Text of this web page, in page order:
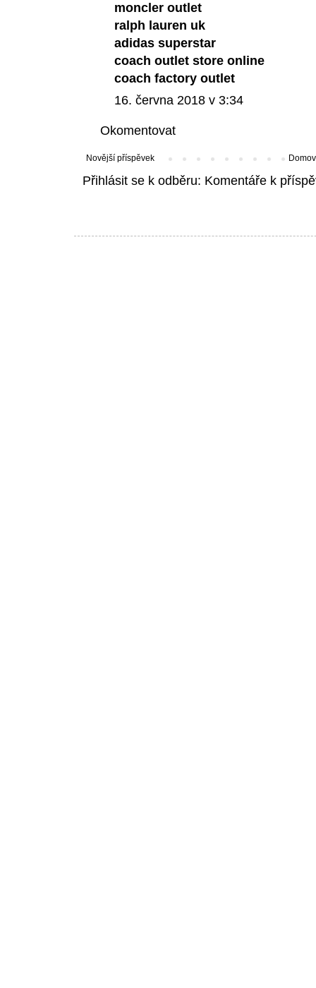
moncler outlet
ralph lauren uk
adidas superstar
coach outlet store online
coach factory outlet
16. června 2018 v 3:34
Okomentovat
Novější příspěvek
Přihlásit se k odběru: Komentáře k